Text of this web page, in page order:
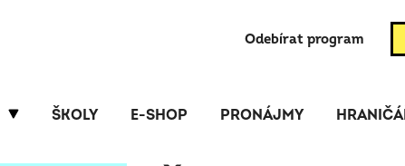
Odebírat program
ŠKOLY E-SHOP PRONÁJMY